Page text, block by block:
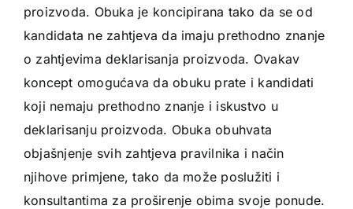
proizvoda. Obuka je koncipirana tako da se od
kandidata ne zahtjeva da imaju prethodno znanje
o zahtjevima deklarisanja proizvoda. Ovakav
koncept omogućava da obuku prate i kandidati
koji nemaju prethodno znanje i iskustvo u
deklarisanju proizvoda. Obuka obuhvata
objašnjenje svih zahtjeva pravilnika i način
njihove primjene, tako da može poslužiti i
konsultantima za proširenje obima svoje ponude.